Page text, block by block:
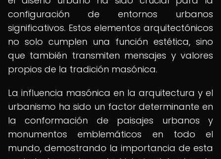
configuración de entornos urbanos
significativos. Estos elementos arquitectónicos
no solo cumplen una función estética, sino
que también transmiten mensajes y valores
propios de la tradición masónica.
La influencia masónica en la arquitectura y el
urbanismo ha sido un factor determinante en
la conformación de paisajes urbanos y
monumentos emblemáticos en todo el
mundo, demostrando la importancia de esta